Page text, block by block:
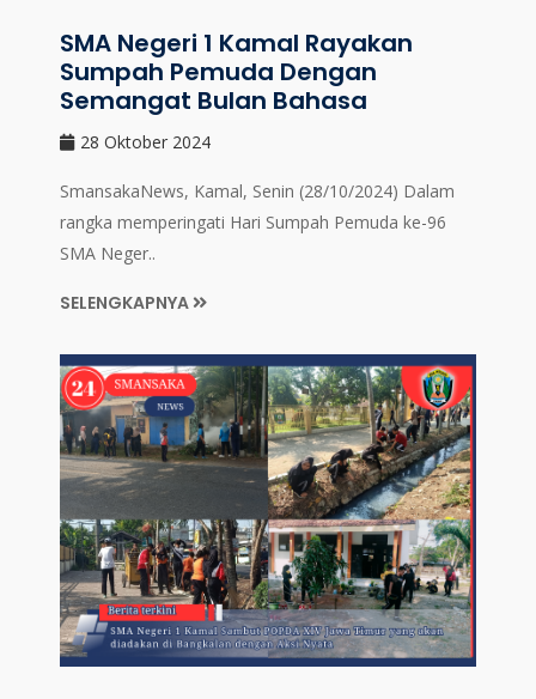
SMA Negeri 1 Kamal Rayakan
Sumpah Pemuda Dengan
Semangat Bulan Bahasa
28 Oktober 2024
SmansakaNews, Kamal, Senin (28/10/2024) Dalam
rangka memperingati Hari Sumpah Pemuda ke-96
SMA Neger..
SELENGKAPNYA